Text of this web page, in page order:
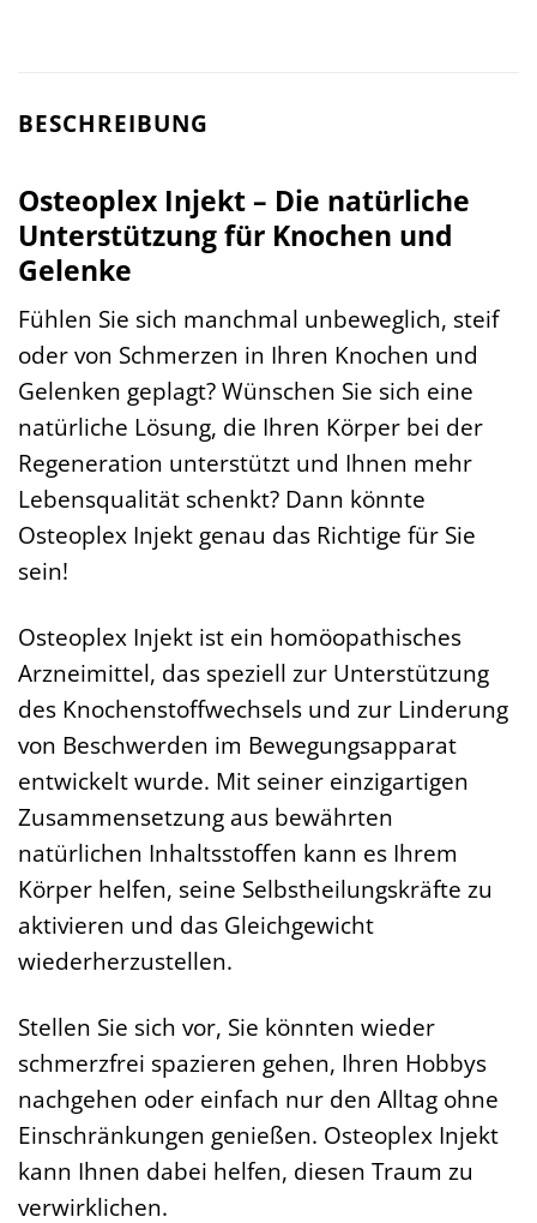
BESCHREIBUNG
Osteoplex Injekt – Die natürliche
Unterstützung für Knochen und
Gelenke
Fühlen Sie sich manchmal unbeweglich, steif
oder von Schmerzen in Ihren Knochen und
Gelenken geplagt? Wünschen Sie sich eine
natürliche Lösung, die Ihren Körper bei der
Regeneration unterstützt und Ihnen mehr
Lebensqualität schenkt? Dann könnte
Osteoplex Injekt genau das Richtige für Sie
sein!
Osteoplex Injekt ist ein homöopathisches
Arzneimittel, das speziell zur Unterstützung
des Knochenstoffwechsels und zur Linderung
von Beschwerden im Bewegungsapparat
entwickelt wurde. Mit seiner einzigartigen
Zusammensetzung aus bewährten
natürlichen Inhaltsstoffen kann es Ihrem
Körper helfen, seine Selbstheilungskräfte zu
aktivieren und das Gleichgewicht
wiederherzustellen.
Stellen Sie sich vor, Sie könnten wieder
schmerzfrei spazieren gehen, Ihren Hobbys
nachgehen oder einfach nur den Alltag ohne
Einschränkungen genießen. Osteoplex Injekt
kann Ihnen dabei helfen, diesen Traum zu
verwirklichen.